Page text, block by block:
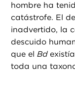
hombre ha
catástrofe. El
inadvertido, la
descuido
que elBd
toda una